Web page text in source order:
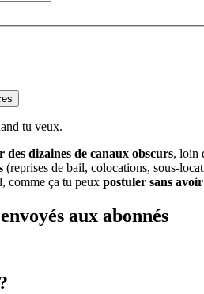
tu veux.
des dizaines de canaux obscurs, loin
(reprises de bail, colocations, sous-
comme ça tu peux postuler sans
aux abonnés